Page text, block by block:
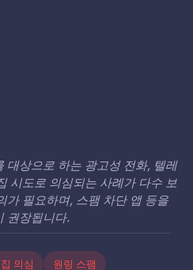
대상으로 하는 광고성 전화, 텔레
시도로 의심되는 사례가 다수 보
가 필요하며, 스팸 차단 앱 등을
권장됩니다.
의심 원링 스팸